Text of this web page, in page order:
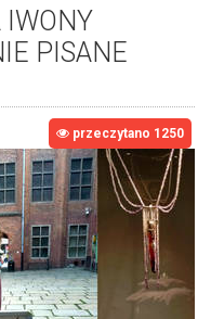
IWONY
PISANE
przeczytano 1250